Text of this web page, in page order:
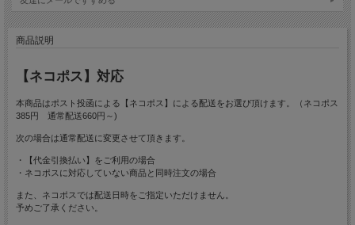
商品説明
【ネコポス】対応
本商品はポスト投函による【ネコポス】による配送をお選び頂けます。（ネコポス
385円 通常配送660円～)
次の場合は通常配送に変更させて頂きます。
・【代金引換払い】をご利用の場合
・ネコポスに対応していない商品と同時注文の場合
また、ネコポスでは配送日時をご指定いただけません。
予めご了承ください。